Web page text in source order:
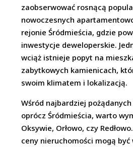
zaobserwować rosnącą
nowoczesnych
rejonie Śródmieścia, gdzie
inwestycje deweloperskie.
wciąż istnieje popyt na
zabytkowych kamienicach,
swoim klimatem i lokalizacją.
Wśród najbardziej
oprócz Śródmieścia, warto
Oksywie, Orłowo, czy
ceny nieruchomości mogą